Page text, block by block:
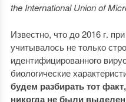
the International Union of
Известно, что до 2016 г.
учитывалось не только
идентифицированного
биологические
будем разбирать тот
никогда не были